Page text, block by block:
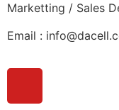
Marketting / Sales
Email :